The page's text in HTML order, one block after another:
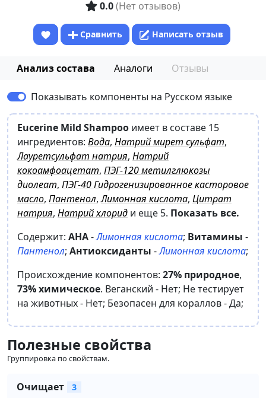
0.0(Нет отзывов)
Сравнить Написать отзыв
Анализ состава Аналоги Отзывы
Показывать компоненты на Русском языке
Eucerine Mild Shampoo имеет в составе 15
ингредиентов: Вода, Натрий мирет сульфат,
Лауретсульфат натрия, Натрий
кокоамфоацетат, ПЭГ-120 метилглюкозы
диолеат, ПЭГ-40 Гидрогенизированное касторовое
масло, Пантенол,Лимонная кислота, Цитрат
натрия, Натрий хлорид и еще 5. Показать все.
Содержит: AHA-Лимонная кислота; Витамины -
Пантенол; Антиоксиданты -Лимонная кислота;
Происхождение компонентов: 27% природное,
73% химическое. Веганский - Нет; Не тестирует
на животных - Нет; Безопасен для кораллов -Да;
Полезные свойства
Группировка по свойствам.
Очищает 3